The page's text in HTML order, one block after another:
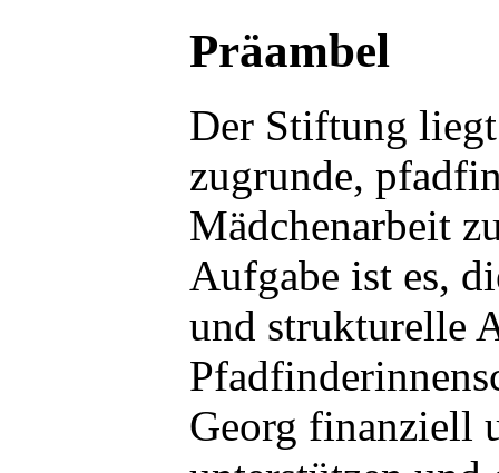
Präambel
Der Stiftung
zugrunde,
Mädchenarbeit
Aufgabe ist es,
und strukturelle
Georg finanziell